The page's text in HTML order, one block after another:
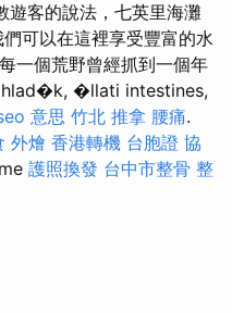
遊客的說法，七英里海灘
可以在這裡享受豐富的水
一個荒野曾經抓到一個年
�llati intestines,
意思 竹北 推拿 腰痛.
外燴 香港轉機 台胞證 協
護照換發 台中市整骨 整